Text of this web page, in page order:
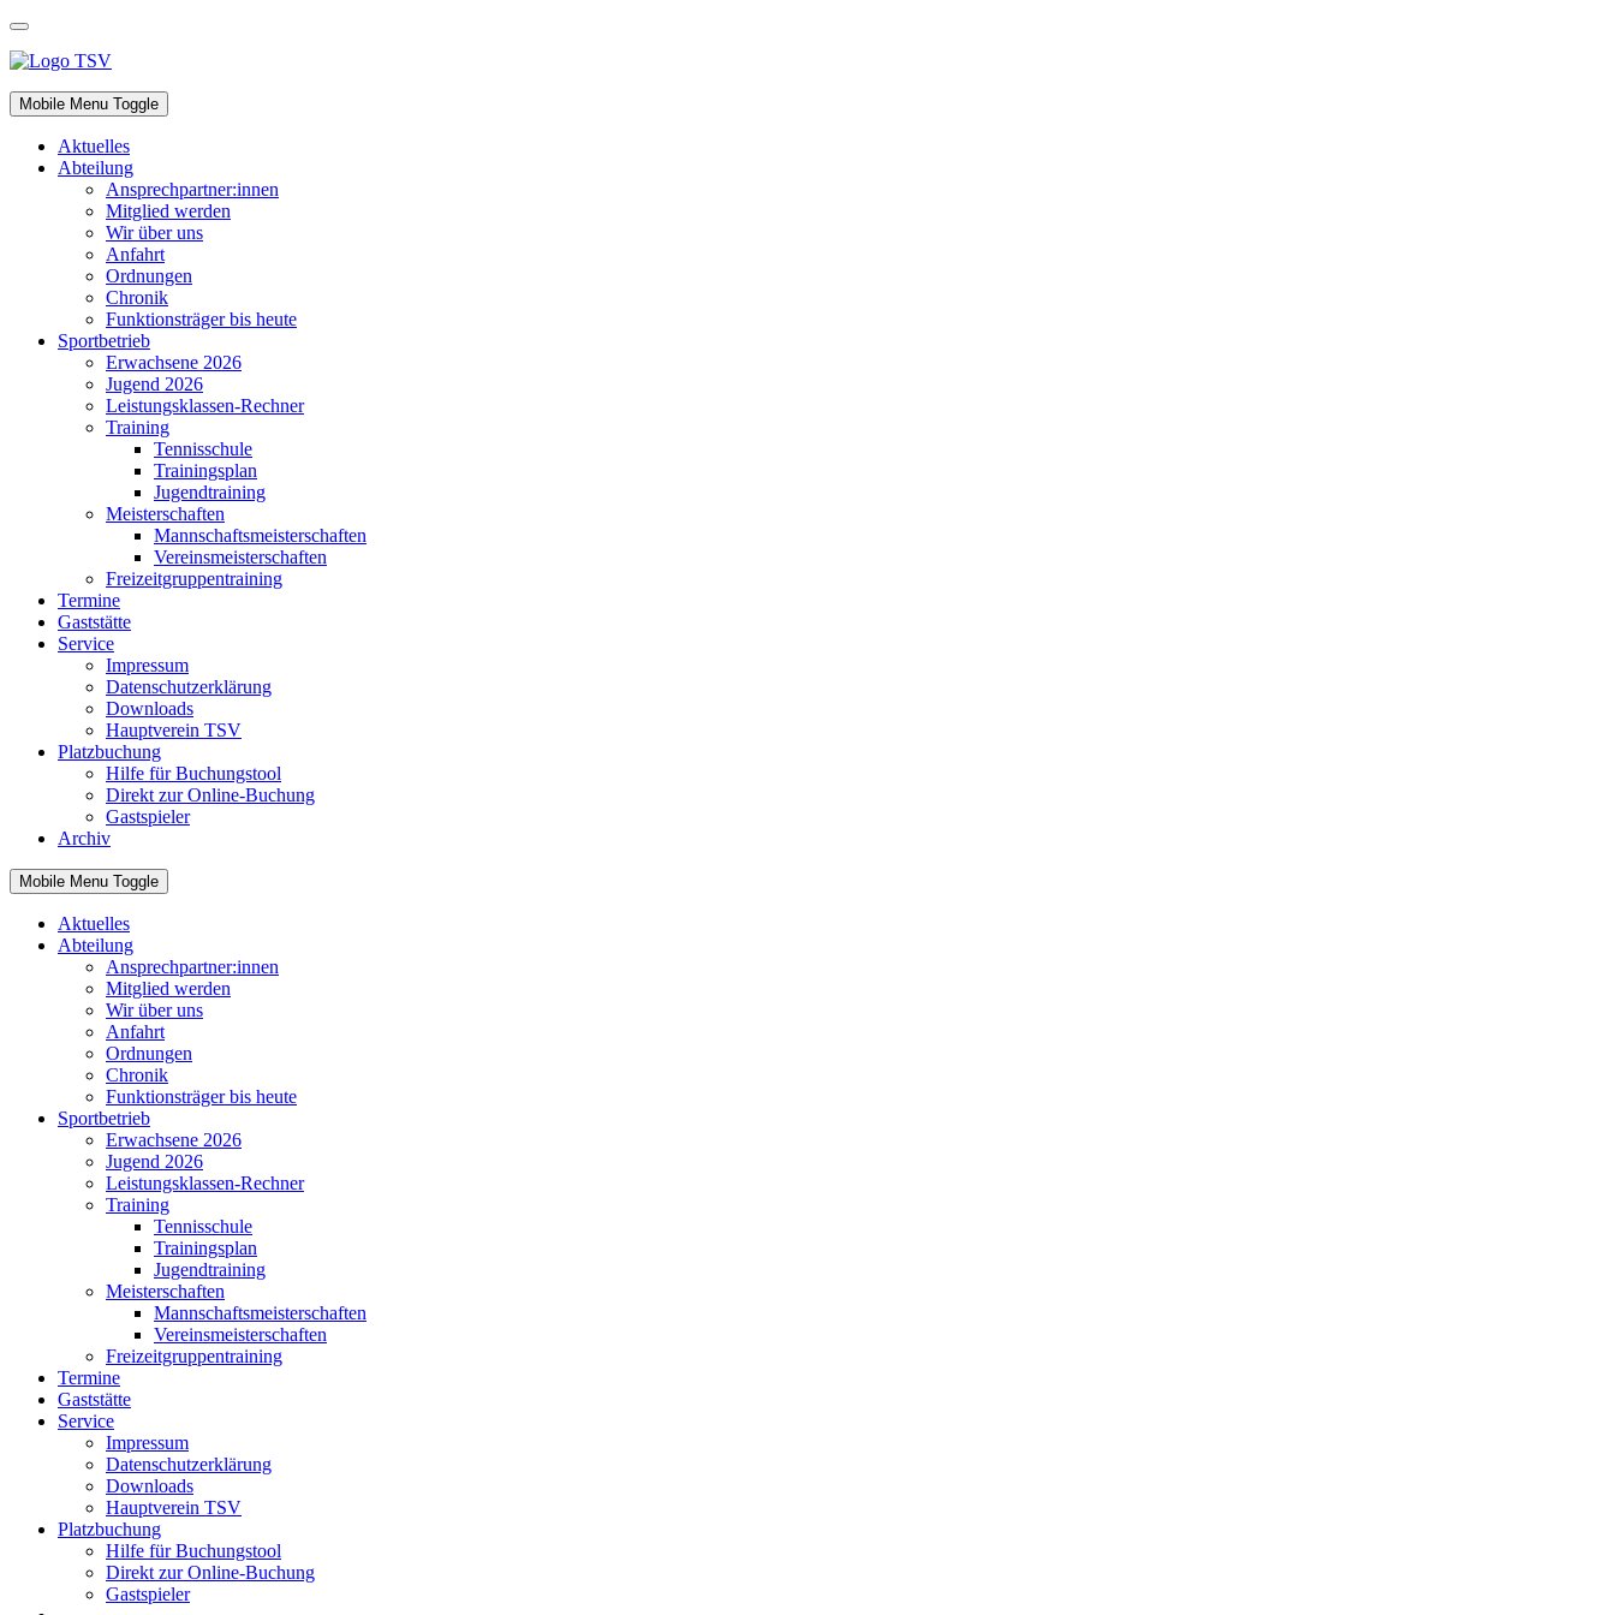
Mobile Menu Toggle
Aktuelles
Abteilung
Ansprechpartner:innen
Mitglied werden
Wir über uns
Anfahrt
Ordnungen
Chronik
Funktionsträger bis heute
Sportbetrieb
Erwachsene 2026
Jugend 2026
Leistungsklassen-Rechner
Training
Tennisschule
Trainingsplan
Jugendtraining
Meisterschaften
Mannschaftsmeisterschaften
Vereinsmeisterschaften
Freizeitgruppentraining
Termine
Gaststätte
Service
Impressum
Datenschutzerklärung
Downloads
Hauptverein TSV
Platzbuchung
Hilfe für Buchungstool
Direkt zur Online-Buchung
Gastspieler
Archiv
Mobile Menu Toggle
Aktuelles
Abteilung
Ansprechpartner:innen
Mitglied werden
Wir über uns
Anfahrt
Ordnungen
Chronik
Funktionsträger bis heute
Sportbetrieb
Erwachsene 2026
Jugend 2026
Leistungsklassen-Rechner
Training
Tennisschule
Trainingsplan
Jugendtraining
Meisterschaften
Mannschaftsmeisterschaften
Vereinsmeisterschaften
Freizeitgruppentraining
Termine
Gaststätte
Service
Impressum
Datenschutzerklärung
Downloads
Hauptverein TSV
Platzbuchung
Hilfe für Buchungstool
Direkt zur Online-Buchung
Gastspieler